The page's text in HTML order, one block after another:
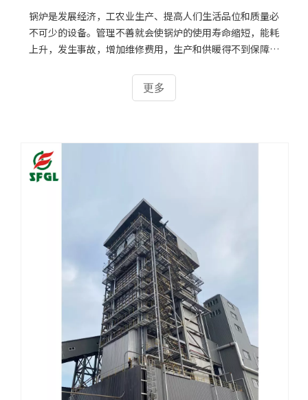
锅炉结垢了有哪些危害？
上升，发生事故，增加维修费用，生产和供暖得不到保障。
锅炉是心脏，水是锅炉的血液，锅炉水处理设备则是为心脏
提供合格血液，保证锅炉安全经济运行必不可少的手段。近
几十年来，世界上以安全、节能、环保为发展战略的锅炉水
处理技术获得了长足进步，许多重大研究成果已转化成一系
列技术标准和法规。我国对锅炉水处理亦采用了与国际上大
致相同的先进技术标准和法规，但还存在着种种问题，与发
达国家相比还有较大的差距。由于对锅炉的设计、制造、安
装等采用了严格的审查和监督措施，近年来由质量问题引起
的锅炉事故已大大减少，而由水